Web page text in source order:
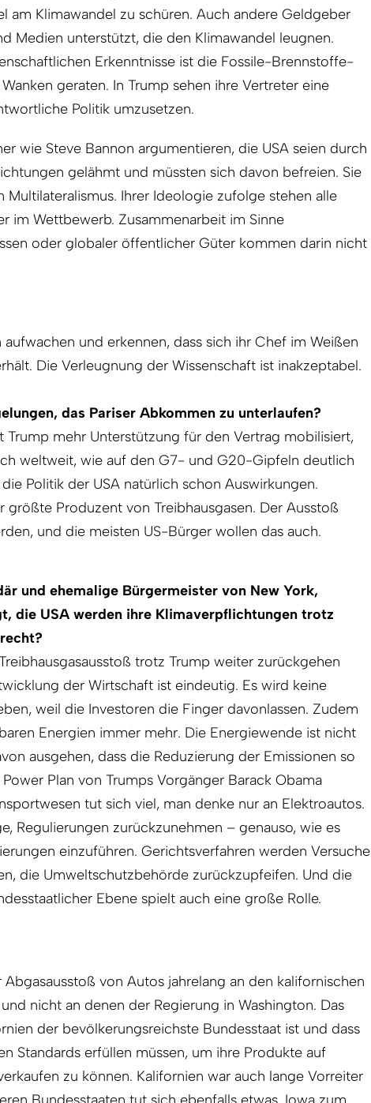
am Klimawandel zu schüren. Auch andere Geldgeber
Medien unterstützt, die den Klimawandel leugnen.
Erkenntnisse ist die Fossile-Brennstoffe-
geraten. In Trump sehen ihre Vertreter eine
Politik umzusetzen.
wie Steve Bannon argumentieren, die USA seien durch
gelähmt und müssten sich davon befreien. Sie
Multilateralismus. Ihrer Ideologie zufolge stehen alle
im Wettbewerb. Zusammenarbeit im Sinne
oder globaler öffentlicher Güter kommen darin nicht
aufwachen und erkennen, dass sich ihr Chef im Weißen
Die Verleugnung der Wissenschaft ist inakzeptabel.
das Pariser Abkommen zu unterlaufen?
Trump mehr Unterstützung für den Vertrag mobilisiert,
weltweit, wie auf den G7- und G20-Gipfeln deutlich
Politik der USA natürlich schon Auswirkungen.
größte Produzent von Treibhausgasen. Der Ausstoß
und die meisten US-Bürger wollen das auch.
und ehemalige Bürgermeister von New York,
die USA werden ihre Klimaverpflichtungen trotz
trotz Trump weiter zurückgehen
der Wirtschaft ist eindeutig. Es wird keine
weil die Investoren die Finger davonlassen. Zudem
Energien immer mehr. Die Energiewende ist nicht
ausgehen, dass die Reduzierung der Emissionen so
Plan von Trumps Vorgänger Barack Obama
tut sich viel, man denke nur an Elektroautos.
Regulierungen zurückzunehmen – genauso, wie es
einzuführen. Gerichtsverfahren werden Versuche
die Umweltschutzbehörde zurückzupfeifen. Und die
Ebene spielt auch eine große Rolle.
von Autos jahrelang an den kalifornischen
nicht an denen der Regierung in Washington. Das
der bevölkerungsreichste Bundesstaat ist und dass
Standards erfüllen müssen, um ihre Produkte auf
zu können. Kalifornien war auch lange Vorreiter